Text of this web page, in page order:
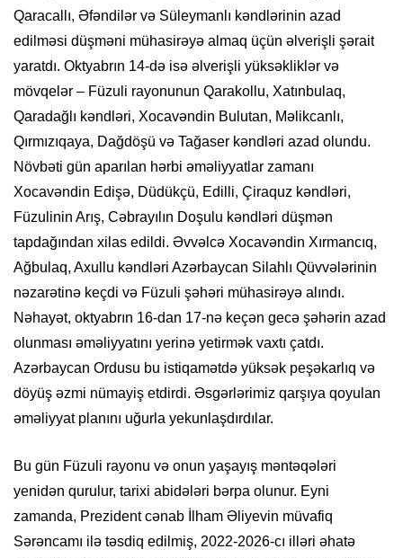
Qaracallı, Əfəndilər və Süleymanlı kəndlərinin azad
edilməsi düşməni mühasirəyə almaq üçün əlverişli şərait
yaratdı. Oktyabrın 14-də isə əlverişli yüksəkliklər və
mövqelər – Füzuli rayonunun Qarakollu, Xatınbulaq,
Qaradağlı kəndləri, Xocavəndin Bulutan, Məlikcanlı,
Qırmızıqaya, Dağdöşü və Tağaser kəndləri azad olundu.
Növbəti gün aparılan hərbi əməliyyatlar zamanı
Xocavəndin Edişə, Düdükçü, Edilli, Çiraquz kəndləri,
Füzulinin Arış, Cəbrayılın Doşulu kəndləri düşmən
tapdağından xilas edildi. Əvvəlcə Xocavəndin Xırmancıq,
Ağbulaq, Axullu kəndləri Azərbaycan Silahlı Qüvvələrinin
nəzarətinə keçdi və Füzuli şəhəri mühasirəyə alındı.
Nəhayət, oktyabrın 16-dan 17-nə keçən gecə şəhərin azad
olunması əməliyyatını yerinə yetirmək vaxtı çatdı.
Azərbaycan Ordusu bu istiqamətdə yüksək peşəkarlıq və
döyüş əzmi nümayiş etdirdi. Əsgərlərimiz qarşıya qoyulan
əməliyyat planını uğurla yekunlaşdırdılar.
Bu gün Füzuli rayonu və onun yaşayış məntəqələri
yenidən qurulur, tarixi abidələri bərpa olunur. Eyni
zamanda, Prezident cənab İlham Əliyevin müvafiq
Sərəncamı ilə təsdiq edilmiş, 2022-2026-cı illəri əhatə